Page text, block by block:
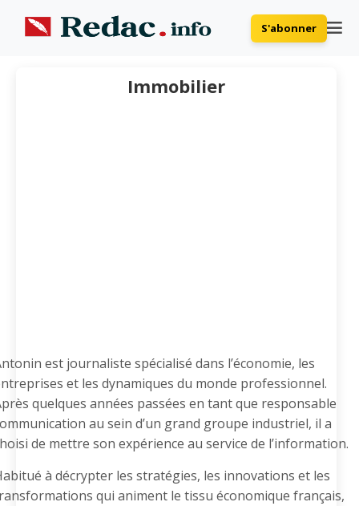
S'abonner
Immobilier
est journaliste spécialisé dans l’économie, les
et les dynamiques du monde professionnel.
quelques années passées en tant que responsable
au sein d’un grand groupe industriel, il a
de mettre son expérience au service de l’information.
à décrypter les stratégies, les innovations et les
qui animent le tissu économique français,